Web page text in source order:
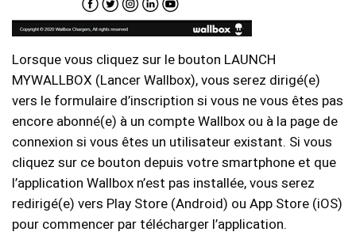
Lorsque vous cliquez sur le bouton LAUNCH
MYWALLBOX (Lancer Wallbox), vous serez dirigé(e)
vers le formulaire d’inscription si vous ne vous êtes pas
encore abonné(e) à un compte Wallbox ou à la page de
connexion si vous êtes un utilisateur existant. Si vous
cliquez sur ce bouton depuis votre smartphone et que
l’application Wallbox n’est pas installée, vous serez
redirigé(e) vers Play Store (Android) ou App Store (iOS)
pour commencer par télécharger l’application.